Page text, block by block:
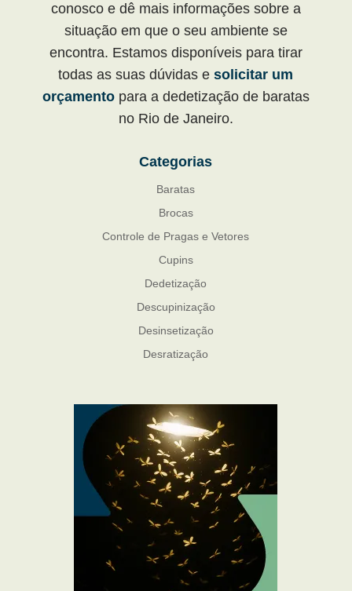
conosco e dê mais informações sobre a
situação em que o seu ambiente se
encontra. Estamos disponíveis para tirar
todas as suas dúvidas esolicitar um
orçamentopara a dedetização de baratas
no Rio de Janeiro.
Categorias
Baratas
Brocas
Controle de Pragas e Vetores
Cupins
Dedetização
Descupinização
Desinsetização
Desratização
Mosquito Mist
Mosquitos
Percevejo de Cama
Pulgas e Carrapatos
Ratos
Sanitização
Traças